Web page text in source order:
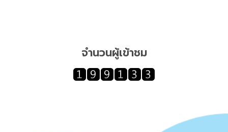
จำนวนผู้เข้าชม